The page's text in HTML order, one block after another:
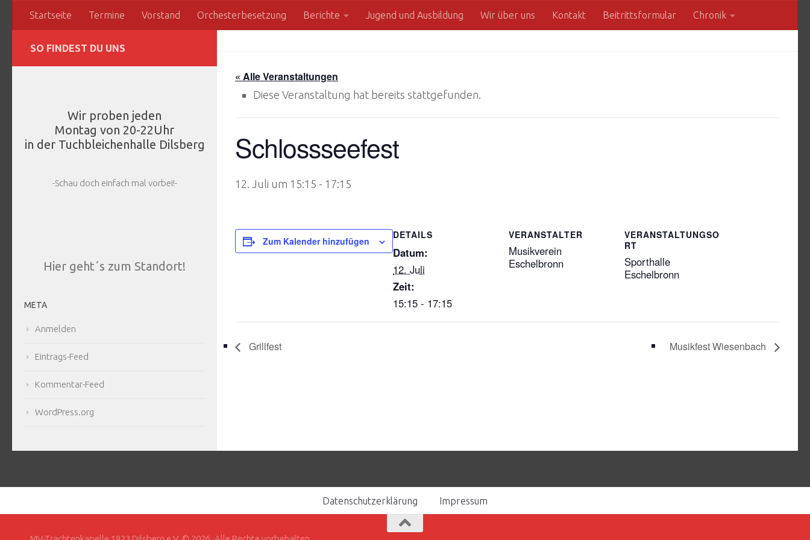
Zum Inhalt springen
Startseite Termine Vorstand Orchesterbesetzung Berichte Jugend und Ausbildung Wir über uns Kontakt Beitrittsformular Chronik
« Alle Veranstaltungen
Diese Veranstaltung hat bereits stattgefunden.
Schlossseefest
12. Juli um 15:15 - 17:15
Zum Kalender hinzufügen
DETAILS
Datum:
12. Juli
Zeit:
15:15 - 17:15
VERANSTALTER
Musikverein
Eschelbronn
VERANSTALTUNGSO
RT
Sporthalle
Eschelbronn
Grillfest Musikfest Wiesenbach
SO FINDEST DU UNS
Wir proben jeden
Montag von 20-22Uhr
in der Tuchbleichenhalle Dilsberg
-Schau doch einfach mal vorbei!-
Hier geht´s zum Standort!
META
Anmelden
Eintrags-Feed
Kommentar-Feed
WordPress.org
Datenschutzerklärung Impressum